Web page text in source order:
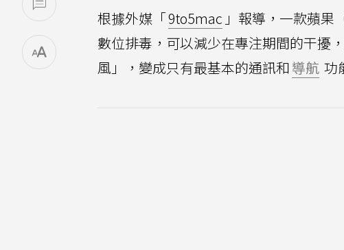
根據外媒「9to5mac 」報導，一款蘋果
數位排毒，可以減少在專注期間的干擾
風」，變成只有最基本的通訊和導航 功